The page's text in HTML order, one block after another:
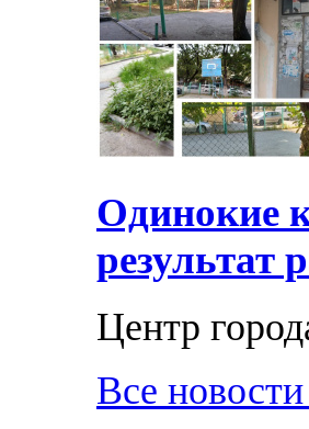
Одинокие
результат
Центр
Все